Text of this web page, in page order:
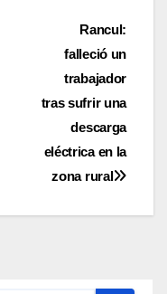
Rancul:
falleció un
trabajador
tras sufrir una
descarga
eléctrica en la
zona rural